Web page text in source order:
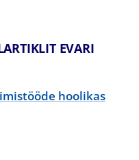
EVARI
hoolikas